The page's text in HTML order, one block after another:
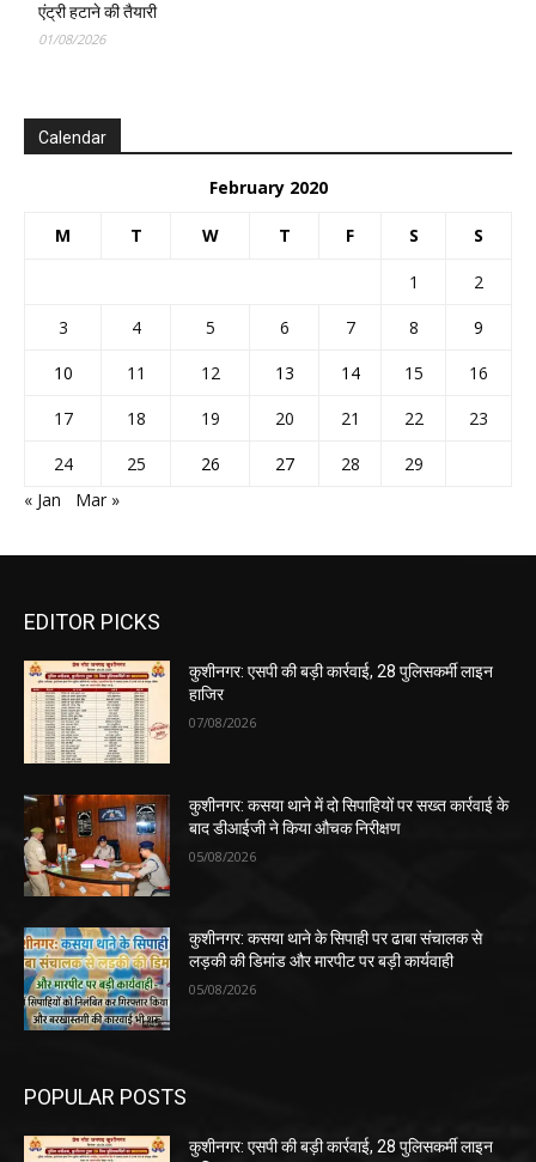
एंट्री हटाने की तैयारी
01/08/2026
Calendar
February 2020
M T W T F S S
1
2
3
4 5 6 7 8
9
10
11 12 13 14 15
16
17
18 19 20 21 22
23
24
25 26 27 28
29
« Jan
Mar »
EDITOR PICKS
कुशीनगर: एसपी की बड़ी कार्रवाई, 28 पुलिसकर्मी लाइन
हाजिर
07/08/2026
कुशीनगर: कसया थाने में दो सिपाहियों पर सख्त कार्रवाई के
बाद डीआईजी ने किया औचक निरीक्षण
05/08/2026
कुशीनगर: कसया थाने के सिपाही पर ढाबा संचालक से
लड़की की डिमांड और मारपीट पर बड़ी कार्यवाही
05/08/2026
POPULAR POSTS
कुशीनगर: एसपी की बड़ी कार्रवाई, 28 पुलिसकर्मी लाइन